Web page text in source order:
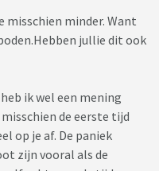
minder. Want
jullie dit ook
ik wel een mening
de eerste tijd
op je af. De paniek
zijn vooral als de